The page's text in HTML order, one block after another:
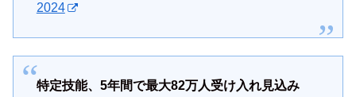
2024
特定技能、5年間で最大82万人受け入れ見込み